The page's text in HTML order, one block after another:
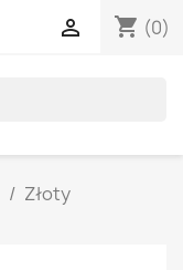
shopping_cart (0)

Złoty